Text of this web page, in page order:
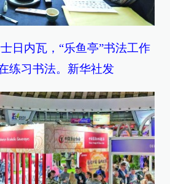
日内瓦，“乐鱼亭”书法工作
练习书法。新华社发